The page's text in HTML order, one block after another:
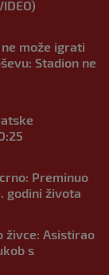
može igrati
Stadion ne
Preminuo
godini života
živce: Asistirao
s